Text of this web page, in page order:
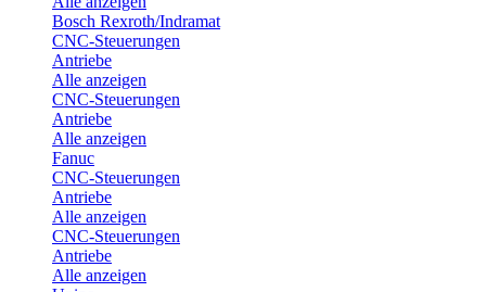
Bosch Rexroth/Indramat
CNC-Steuerungen
Antriebe
Alle anzeigen
CNC-Steuerungen
Antriebe
Alle anzeigen
Fanuc
CNC-Steuerungen
Antriebe
Alle anzeigen
CNC-Steuerungen
Antriebe
Alle anzeigen